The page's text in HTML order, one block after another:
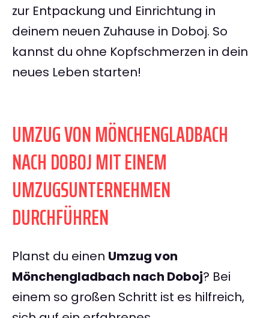
zur Entpackung und Einrichtung in
deinem neuen Zuhause in Doboj. So
kannst du ohne Kopfschmerzen in dein
neues Leben starten!
UMZUG VON MÖNCHENGLADBACH
NACH DOBOJ MIT EINEM
UMZUGSUNTERNEHMEN
DURCHFÜHREN
Planst du einen Umzug von
Mönchengladbach nach Doboj? Bei
einem so großen Schritt ist es hilfreich,